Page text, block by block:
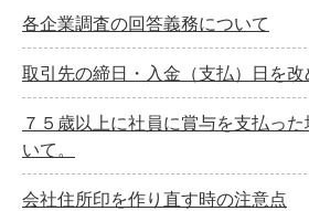
各企業調査の回答義務について
取引先の締日・入金（支払）日を
７５歳以上に社員に賞与を支払っ
いて。
会社住所印を作り直す時の注意点